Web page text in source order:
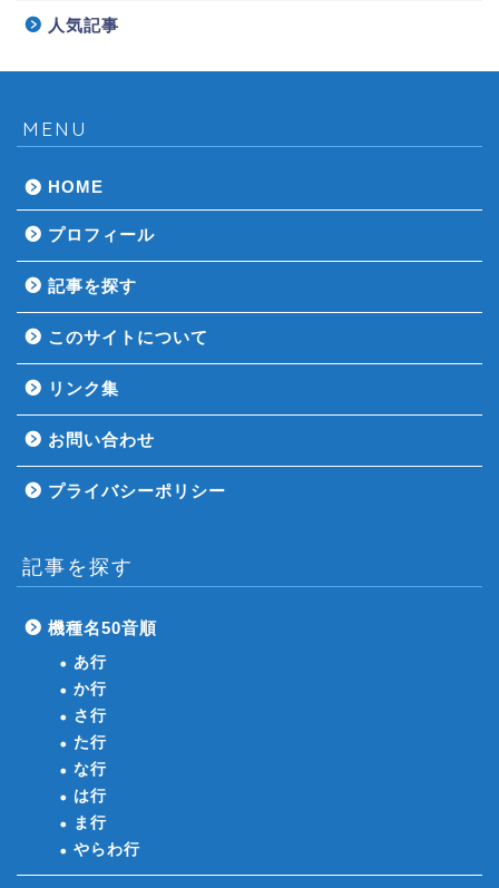
人気記事
MENU
HOME
プロフィール
記事を探す
このサイトについて
リンク集
お問い合わせ
プライバシーポリシー
記事を探す
機種名50音順
あ行
か行
さ行
た行
な行
は行
ま行
やらわ行